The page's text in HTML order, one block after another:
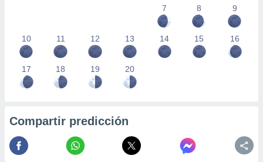
7
8 9
10 11 12 13 14 15 16
17 18 19 20
Compartir predicción